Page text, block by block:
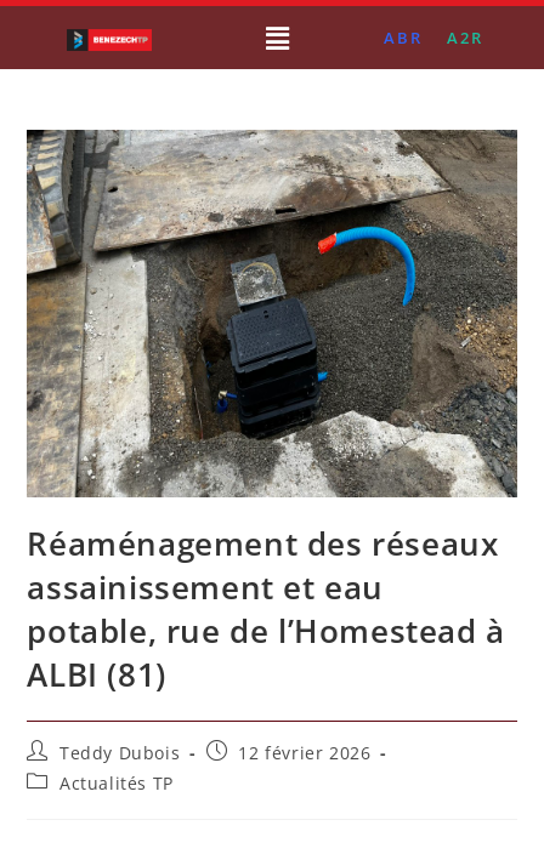
ABR A2R
Réaménagement des réseaux
assainissement et eau
potable, rue de l’Homestead à
ALBI (81)
Teddy Dubois
12 février 2026
Actualités TP